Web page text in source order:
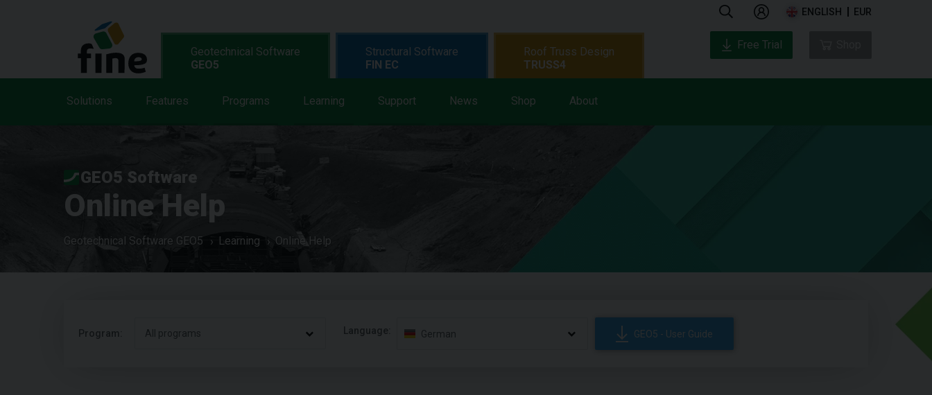
ENGLISH EUR
Geotechnical Software
GEO5
Solutions Features Programs Learning Support News Shop About
Structural Software
FIN EC
Roof Truss Design
TRUSS4
Free Trial
GEO5 Software
Online Help
Geotechnical Software GEO5 Learning Online Help
Program: All programs Language: German GEO5 - User Guide